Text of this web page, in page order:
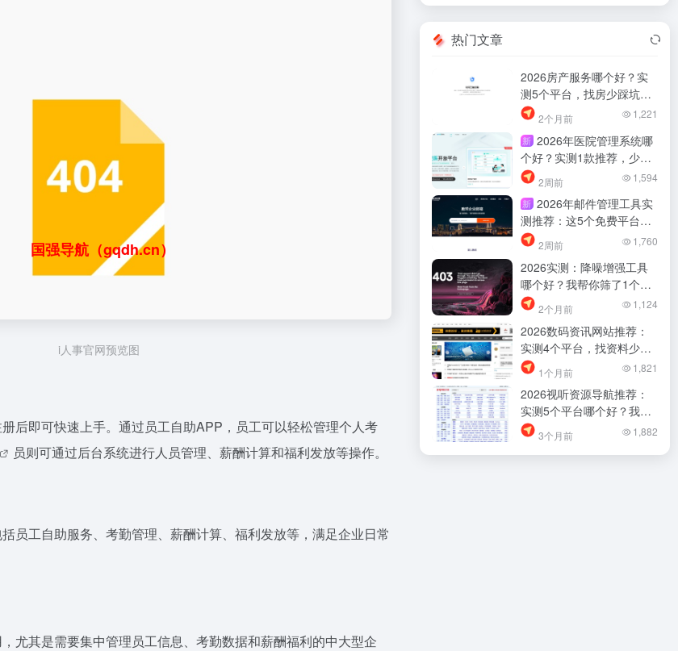
国强导航（gqdh.cn）
i人事官网预览图
后即可快速上手。通过员工自助APP，员工可以轻松管理个人考
员则可通过后台系统进行人员管理、薪酬计算和福利发放等操作。
员工自助服务、考勤管理、薪酬计算、福利发放等，满足企业日常
尤其是需要集中管理员工信息、考勤数据和薪酬福利的中大型企
热门文章
2026房产服务哪个好？实
测5个平台，找房少踩坑
（我帮你筛过了）
2个月前 1,221
新 2026年医院管理系统哪
个好？实测1款推荐，少踩
坑！ 2周前 1,594
新 2026年邮件管理工具实
测推荐：这5个免费平台帮
你少踩坑，职场找资料效率
差距明显
2周前 1,760
2026实测：降噪增强工具
哪个好？我帮你筛了1个真
的够用2个月前 1,124
2026数码资讯网站推荐：
实测4个平台，找资料少踩
坑 1个月前 1,821
2026视听资源导航推荐：
实测5个平台哪个好？我帮
你筛过了，少踩坑
3个月前 1,882